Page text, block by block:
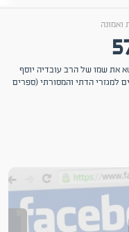
ואמונה
אלף עוקבים, הנושא את שמו של הרב עובדיה יוסף
למגזרי הדתי והמסורתי (ספרים